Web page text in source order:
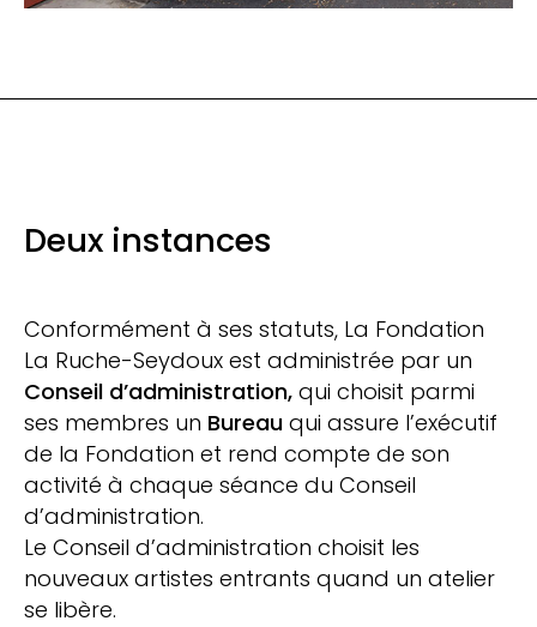
Deux instances
Conformément à ses statuts, La Fondation
La Ruche-Seydoux est administrée par un
Conseil d’administration, qui choisit parmi
ses membres un Bureau qui assure l’exécutif
de la Fondation et rend compte de son
activité à chaque séance du Conseil
d’administration.
Le Conseil d’administration choisit les
nouveaux artistes entrants quand un atelier
se libère.